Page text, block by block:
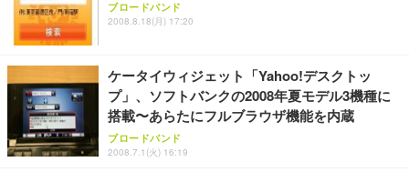
ブロードバンド
2008.8.18(月) 17:20
ケータイウィジェット「Yahoo!デスクトッ
プ」、ソフトバンクの2008年夏モデル3機種に
搭載〜あらたにフルブラウザ機能を内蔵
ブロードバンド
2008.7.1(火) 16:19